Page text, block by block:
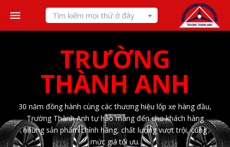
content
Tìm kiếm mọi thứ ở đây
TRƯỜNG
THÀNH ANH
30 năm đồng hành cùng các thương hiệu lốp xe hàng đầu,
Trường Thành Anh tự hào mang đến cho khách hàng
những sản phẩm chính hãng, chất lượng vượt trội, cùng
mức giá tối ưu.